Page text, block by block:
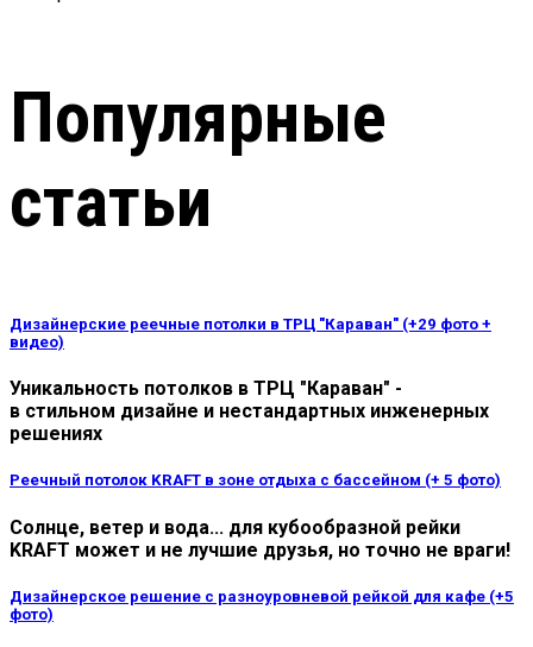
Популярные
статьи
Дизайнерские реечные потолки в ТРЦ "Караван" (+29 фото +
видео)
Уникальность потолков в ТРЦ "Караван" -
в стильном дизайне и нестандартных инженерных
решениях
Реечный потолок KRAFT в зоне отдыха с бассейном (+ 5 фото)
Солнце, ветер и вода... для кубообразной рейки
KRAFT может и не лучшие друзья, но точно не враги!
Дизайнерское решение с разноуровневой рейкой для кафе (+5
фото)